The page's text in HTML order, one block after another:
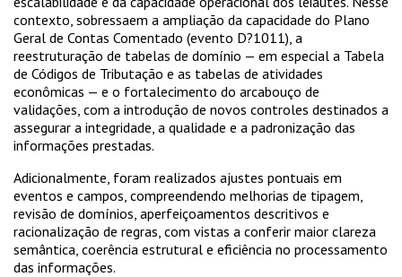
contexto, sobressaem a ampliação da capacidade do Plano
Geral de Contas Comentado (evento D?1011), a
reestruturação de tabelas de domínio — em especial a Tabela
de Códigos de Tributação e as tabelas de atividades
econômicas — e o fortalecimento do arcabouço de
validações, com a introdução de novos controles destinados a
assegurar a integridade, a qualidade e a padronização das
informações prestadas.
Adicionalmente, foram realizados ajustes pontuais em
eventos e campos, compreendendo melhorias de tipagem,
revisão de domínios, aperfeiçoamentos descritivos e
racionalização de regras, com vistas a conferir maior clareza
semântica, coerência estrutural e eficiência no processamento
das informações.